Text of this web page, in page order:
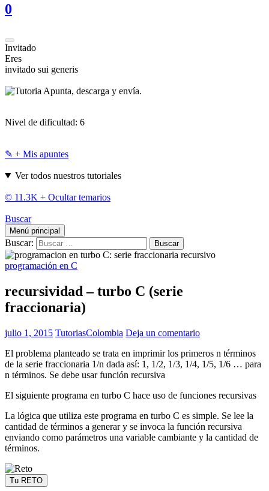
0
Invitado
Eres
invitado sui generis
Apunta, descarga y envía.
Nivel de dificultad: 6
✎ + Mis apuntes
Ver todos nuestros tutoriales
© 11.3K + Ocultar temarios
Buscar
Menú principal
Buscar:
programación en C
recursividad – turbo C (serie
fraccionaria)
julio 1, 2015 TutoriasColombia Deja un comentario
El problema planteado se trata en imprimir los primeros n términos
de la serie fraccionaria 1/n dada así: 1, 1/2, 1/3, 1/4, 1/5, 1/6 … para
n términos. Se debe usar función recursiva
El siguiente programa en turbo C hace uso de funciones recursivas
La lógica que utiliza este programa en turbo C es simple. Se lee la
cantidad de términos a generar y se invoca la función recursiva
enviando como parámetros una variable cambiante y la cantidad de
términos.
Tu RETO